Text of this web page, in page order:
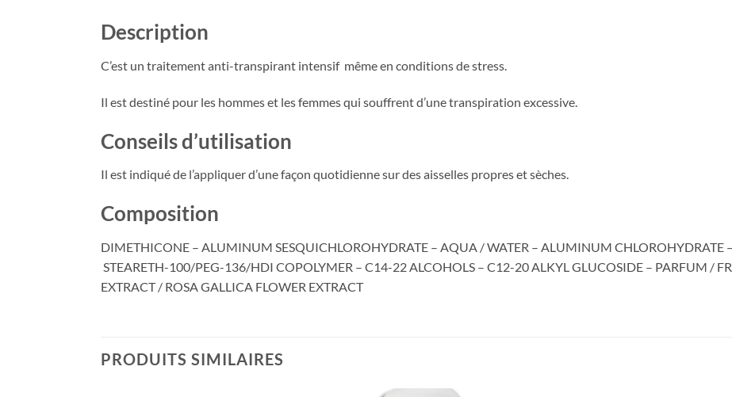
Description
C’est un traitement anti-transpirant intensif même en conditions de stress.
Il est destiné pour les hommes et les femmes qui souffrent d’une transpiration excessive.
Conseils d’utilisation
Il est indiqué de l’appliquer d’une façon quotidienne sur des aisselles propres et sèches.
Composition
DIMETHICONE – ALUMINUM SESQUICHLOROHYDRATE – AQUA / WATER – ALUMINUM CHLOROHYDRATE
STEARETH-100/PEG-136/HDI COPOLYMER – C14-22 ALCOHOLS – C12-20 ALKYL GLUCOSIDE – PARFUM /
EXTRACT / ROSA GALLICA FLOWER EXTRACT
PRODUITS SIMILAIRES